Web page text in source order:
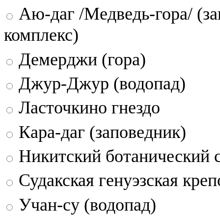
Аю-даг /Медведь-гора/
комплекс)
Демерджи (гора)
Джур-Джур (водопад)
Ласточкино гнездо
Кара-даг (заповедник)
Никитский ботанический
Судакская генуэзская
Учан-су (водопад)